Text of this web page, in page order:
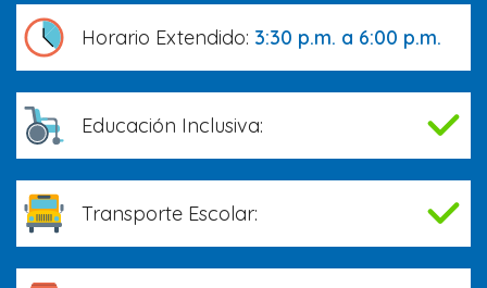
Horario Extendido: 3:30 p.m. a 6:00 p.m.
Educación Inclusiva:
Transporte Escolar: